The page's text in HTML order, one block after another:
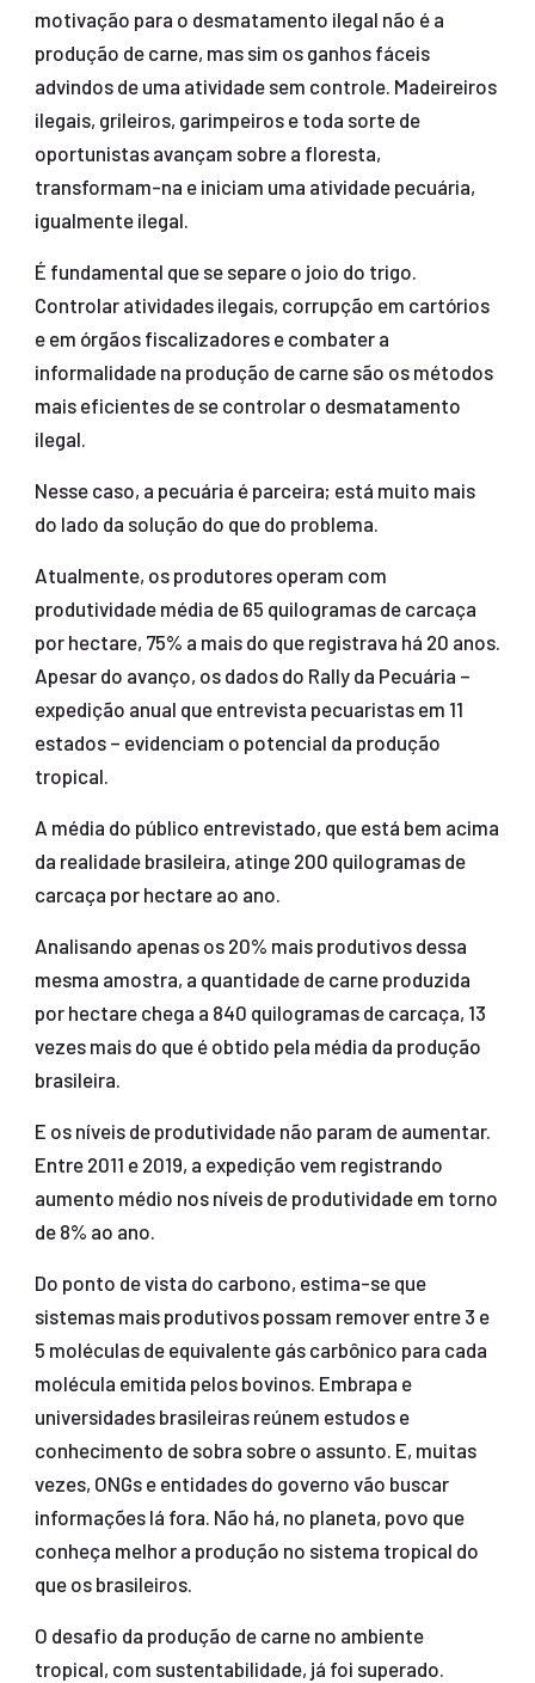
motivação para o desmatamento ilegal não é a
produção de carne, mas sim os ganhos fáceis
advindos de uma atividade sem controle. Madeireiros
ilegais, grileiros, garimpeiros e toda sorte de
oportunistas avançam sobre a floresta,
transformam-na e iniciam uma atividade pecuária,
igualmente ilegal.
É fundamental que se separe o joio do trigo.
Controlar atividades ilegais, corrupção em cartórios
e em órgãos fiscalizadores e combater a
informalidade na produção de carne são os métodos
mais eficientes de se controlar o desmatamento
ilegal.
Nesse caso, a pecuária é parceira; está muito mais
do lado da solução do que do problema.
Atualmente, os produtores operam com
produtividade média de 65 quilogramas de carcaça
por hectare, 75% a mais do que registrava há 20 anos.
Apesar do avanço, os dados do Rally da Pecuária –
expedição anual que entrevista pecuaristas em 11
estados – evidenciam o potencial da produção
tropical.
A média do público entrevistado, que está bem acima
da realidade brasileira, atinge 200 quilogramas de
carcaça por hectare ao ano.
Analisando apenas os 20% mais produtivos dessa
mesma amostra, a quantidade de carne produzida
por hectare chega a 840 quilogramas de carcaça, 13
vezes mais do que é obtido pela média da produção
brasileira.
E os níveis de produtividade não param de aumentar.
Entre 2011 e 2019, a expedição vem registrando
aumento médio nos níveis de produtividade em torno
de 8% ao ano.
Do ponto de vista do carbono, estima-se que
sistemas mais produtivos possam remover entre 3 e
5 moléculas de equivalente gás carbônico para cada
molécula emitida pelos bovinos. Embrapa e
universidades brasileiras reúnem estudos e
conhecimento de sobra sobre o assunto. E, muitas
vezes, ONGs e entidades do governo vão buscar
informações lá fora. Não há, no planeta, povo que
conheça melhor a produção no sistema tropical do
que os brasileiros.
O desafio da produção de carne no ambiente
tropical, com sustentabilidade, já foi superado.